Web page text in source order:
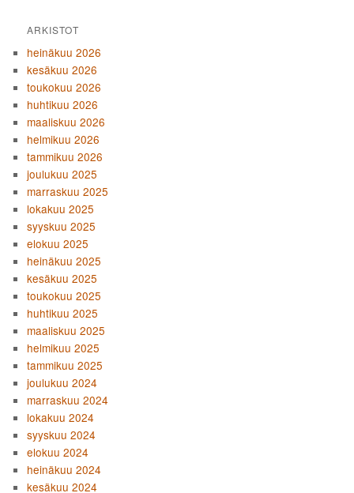
ARKISTOT
heinäkuu 2026
kesäkuu 2026
toukokuu 2026
huhtikuu 2026
maaliskuu 2026
helmikuu 2026
tammikuu 2026
joulukuu 2025
marraskuu 2025
lokakuu 2025
syyskuu 2025
elokuu 2025
heinäkuu 2025
kesäkuu 2025
toukokuu 2025
huhtikuu 2025
maaliskuu 2025
helmikuu 2025
tammikuu 2025
joulukuu 2024
marraskuu 2024
lokakuu 2024
syyskuu 2024
elokuu 2024
heinäkuu 2024
kesäkuu 2024